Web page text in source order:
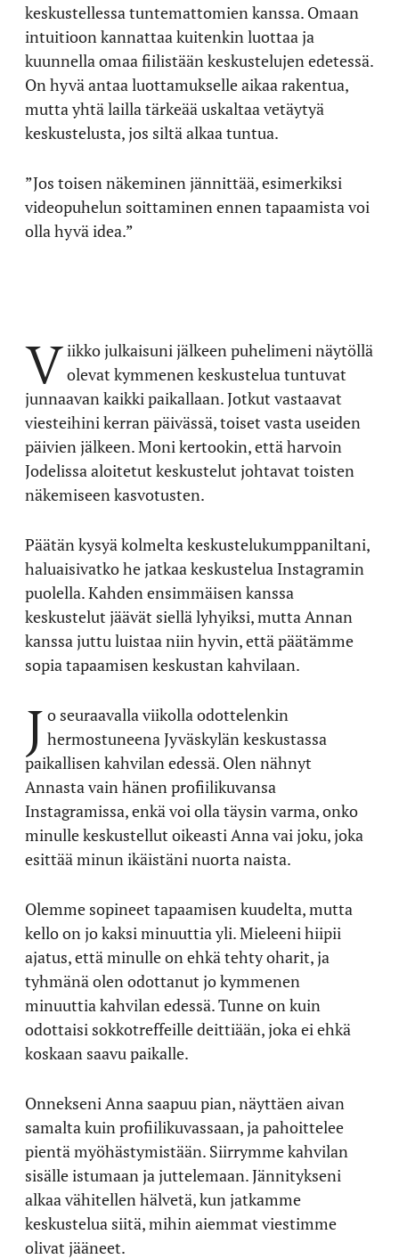
keskustellessa tuntemattomien kanssa. Omaan
intuitioon kannattaa kuitenkin luottaa ja
kuunnella omaa fiilistään keskustelujen edetessä.
On hyvä antaa luottamukselle aikaa rakentua,
mutta yhtä lailla tärkeää uskaltaa vetäytyä
keskustelusta, jos siltä alkaa tuntua.
”Jos toisen näkeminen jännittää, esimerkiksi
videopuhelun soittaminen ennen tapaamista voi
olla hyvä idea.”
Viikko julkaisuni jälkeen puhelimeni näytöllä
olevat kymmenen keskustelua tuntuvat
junnaavan kaikki paikallaan. Jotkut vastaavat
viesteihini kerran päivässä, toiset vasta useiden
päivien jälkeen. Moni kertookin, että harvoin
Jodelissa aloitetut keskustelut johtavat toisten
näkemiseen kasvotusten.
Päätän kysyä kolmelta keskustelukumppaniltani,
haluaisivatko he jatkaa keskustelua Instagramin
puolella. Kahden ensimmäisen kanssa
keskustelut jäävät siellä lyhyiksi, mutta Annan
kanssa juttu luistaa niin hyvin, että päätämme
sopia tapaamisen keskustan kahvilaan.
J o seuraavalla viikolla odottelenkin
hermostuneena Jyväskylän keskustassa
paikallisen kahvilan edessä. Olen nähnyt
Annasta vain hänen profiilikuvansa
Instagramissa, enkä voi olla täysin varma, onko
minulle keskustellut oikeasti Anna vai joku, joka
esittää minun ikäistäni nuorta naista.
Olemme sopineet tapaamisen kuudelta, mutta
kello on jo kaksi minuuttia yli. Mieleeni hiipii
ajatus, että minulle on ehkä tehty oharit, ja
tyhmänä olen odottanut jo kymmenen
minuuttia kahvilan edessä. Tunne on kuin
odottaisi sokkotreffeille deittiään, joka ei ehkä
koskaan saavu paikalle.
Onnekseni Anna saapuu pian, näyttäen aivan
samalta kuin profiilikuvassaan, ja pahoittelee
pientä myöhästymistään. Siirrymme kahvilan
sisälle istumaan ja juttelemaan. Jännitykseni
alkaa vähitellen hälvetä, kun jatkamme
keskustelua siitä, mihin aiemmat viestimme
olivat jääneet.